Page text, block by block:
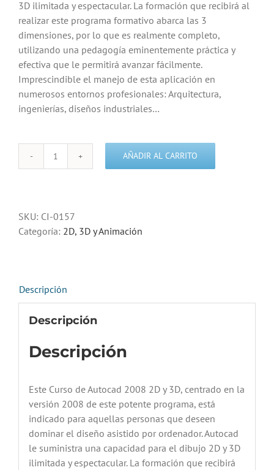
3D ilimitada y espectacular. La formación que recibirá al
realizar este programa formativo abarca las 3
dimensiones, por lo que es realmente completo,
utilizando una pedagogía eminentemente práctica y
efectiva que le permitirá avanzar fácilmente.
Imprescindible el manejo de esta aplicación en
numerosos entornos profesionales: Arquitectura,
ingenierías, diseños industriales…
Curso
2D
y
AÑADIR AL CARRITO
SKU: CI-0157
Categoría: 2D, 3D y Animación
Descripción
Descripción
Descripción
Este Curso de Autocad 2008 2D y 3D, centrado en la
versión 2008 de este potente programa, está
indicado para aquellas personas que deseen
dominar el diseño asistido por ordenador. Autocad
le suministra una capacidad para el dibujo 2D y 3D
ilimitada y espectacular. La formación que recibirá